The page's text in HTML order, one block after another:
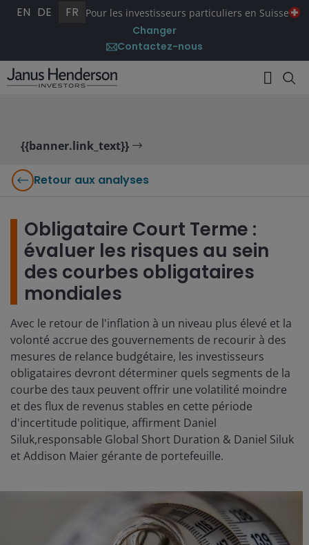
EN DE FR Pour les investisseurs particuliers en Suisse
Changer
Contactez-nous
{{banner.link_text}}
Retour aux analyses
Obligataire Court Terme :
évaluer les risques au sein
des courbes obligataires
mondiales
Avec le retour de l'inflation à un niveau plus élevé et la
volonté accrue des gouvernements de recourir à des
mesures de relance budgétaire, les investisseurs
obligataires devront déterminer quels segments de la
courbe des taux peuvent offrir une volatilité moindre
et des flux de revenus stables en cette période
d'incertitude politique, affirment Daniel
Siluk,responsable Global Short Duration & Daniel Siluk
et Addison Maier gérante de portefeuille.